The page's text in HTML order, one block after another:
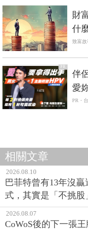
財
什
致富故
PR
伴
愛
PR・
相關文章
2026.08.10
巴菲特曾有13年沒
式，其實是「不挑股
2026.08.07
CoWoS後的下一張